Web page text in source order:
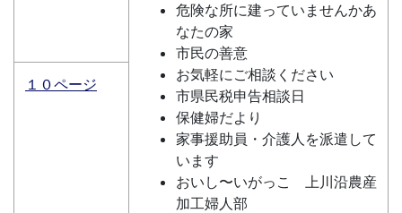
危険な所に建っていませんかあ
なたの家
市民の善意
お気軽にご相談ください
市県民税申告相談日
保健婦だより
家事援助員・介護人を派遣して
います
おいし〜いがっこ 上川沿農産
加工婦人部
１０ページ